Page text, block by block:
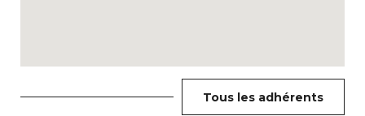
Tous les adhérents